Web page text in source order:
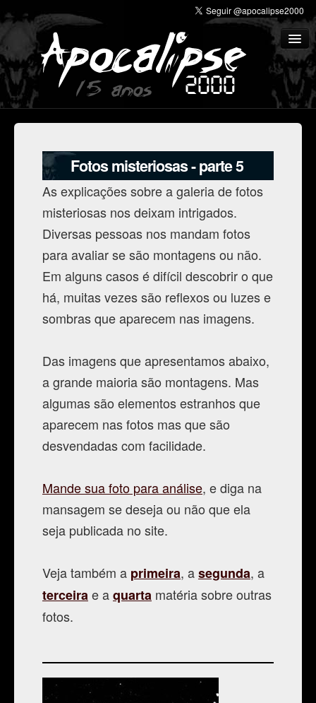
Crenças
Multimídia
Literatura
Cemitério de sites
Histórico
Fotos misteriosas - parte 5
As explicações sobre a galeria de fotos
misteriosas nos deixam intrigados.
Diversas pessoas nos mandam fotos
para avaliar se são montagens ou não.
Em alguns casos é difícil descobrir o que
há, muitas vezes são reflexos ou luzes e
sombras que aparecem nas imagens.
Das imagens que apresentamos abaixo,
a grande maioria são montagens. Mas
algumas são elementos estranhos que
aparecem nas fotos mas que são
desvendadas com facilidade.
Mande sua foto para análise, e diga na
mansagem se deseja ou não que ela
seja publicada no site.
Veja também a primeira, asegunda, a
terceirae aquarta matéria sobre outras
fotos.